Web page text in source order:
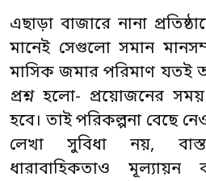
এছাড়া বাজারে নানা
মানেই সেগুলো সমান
মাসিক জমার পরিমাণ যতই
প্রশ্ন হলো- প্রয়োজনের
হবে। তাই পরিকল্পনা বেছে
লেখা সুবিধা নয়,
ধারাবাহিকতাও